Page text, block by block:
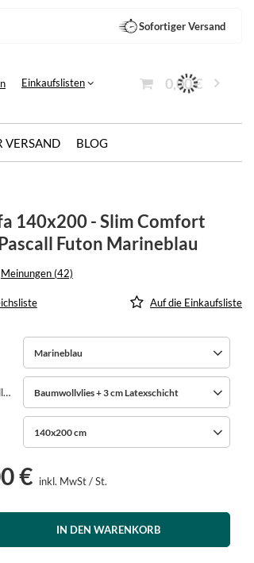
Sofortiger Versand
Einkaufslisten 0,00 €
VERSAND BLOG
140x200 - Slim Comfort
Futon Marineblau
Meinungen (42)
Auf die Einkaufsliste
Marineblau
Matratzenfüllung Baumwollvlies + 3 cm Latexschicht
140x200 cm
€ inkl. MwSt/St.
IN DEN WARENKORB